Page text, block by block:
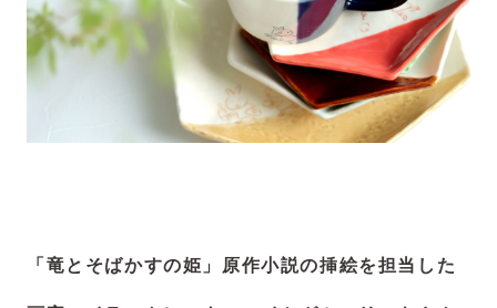
「竜とそばかすの姫」原作小説の挿絵を担当した